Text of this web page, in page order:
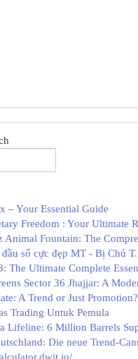
– Your Essential Guide
Freedom : Your Ultimate
Animal Fountain: The
số cực đẹp MT - Bị Chủ
The Ultimate Complete
Sector 36 Jhajjar: A
A Trend or Just Promotion?
Trading Untuk Pemula
Lifeline: 6 Million Barrels
Die neue Trend-